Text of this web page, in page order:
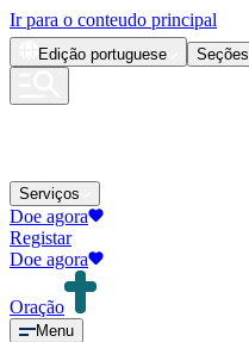
Ir para o conteudo principal
Edição portuguese Seções
Serviços
Doe agora
Registar
Doe agora
Oração
Menu